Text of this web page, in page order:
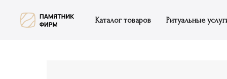
Каталог товаров Ритуальные